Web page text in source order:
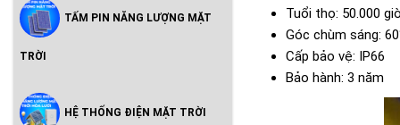
TẤM PIN NĂNG LƯỢNG MẶT
TRỜI
HỆ THỐNG ĐIỆN MẶT TRỜI
Tuổi thọ: 50.000
Góc chùm sáng:
Cấp bảo vệ: IP66
Bảo hành: 3 năm